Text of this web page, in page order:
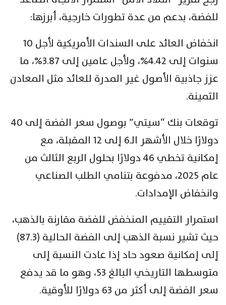
للفضة، بدعم من عدة تطورات خارجية، أبرزها:
انخفاض العائد على السندات الأمريكية لأجل 10
سنوات إلى 4.42%، ولأجل عامين إلى 3.87%، ما
عزز جاذبية الأصول غير المدرة للعائد مثل المعادن
الثمينة.
توقعات بنك “سيتي” بوصول سعر الفضة إلى 40
دولارًا خلال الأشهر الـ6 إلى 12 المقبلة، مع
إمكانية تخطي 46 دولارًا بحلول الربع الثالث من
عام 2025، مدفوعة بتنامي الطلب الصناعي
وانخفاض الإمدادات.
استمرار التقييم المنخفض للفضة مقارنة بالذهب،
حيث تشير نسبة الذهب إلى الفضة الحالية (87.3)
إلى إمكانية صعود حاد إذا عادت النسبة إلى
متوسطها التاريخي البالغ 53، وهو ما قد يدفع
سعر الفضة إلى أكثر من 63 دولارًا للأوقية.